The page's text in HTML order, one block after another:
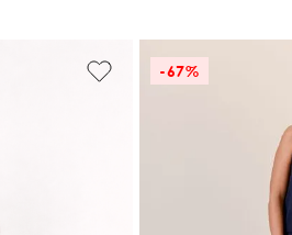
-67%